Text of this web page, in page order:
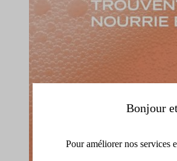
Bonjour
Pour améliorer nos services